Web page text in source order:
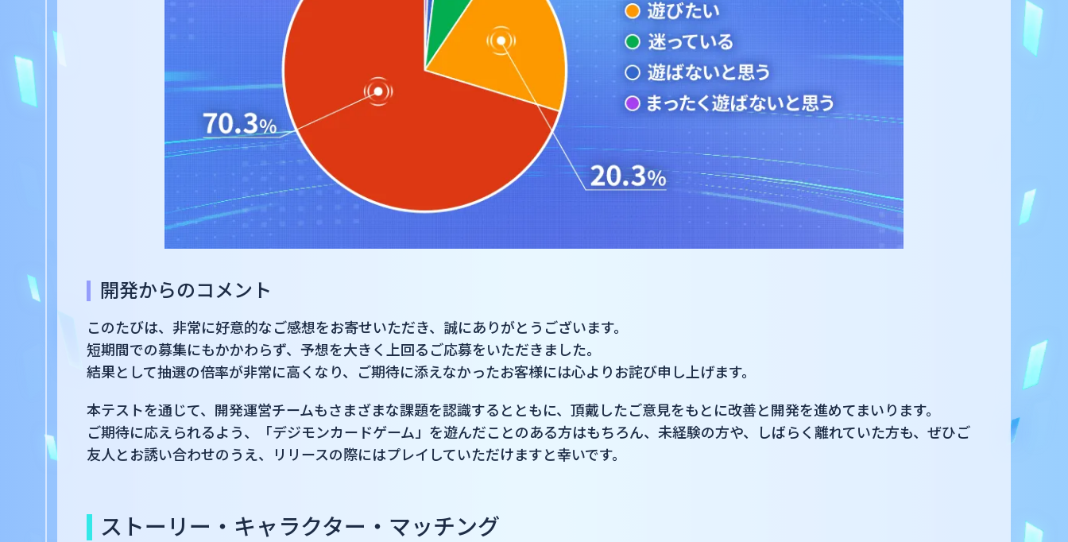
開発からのコメント
このたびは、非常に好意的なご感想をお寄せいただき、誠にありがとうございます。
短期間での募集にもかかわらず、予想を大きく上回るご応募をいただきました。
結果として抽選の倍率が非常に高くなり、ご期待に添えなかったお客様には心よりお詫び申し上げます。
本テストを通じて、開発運営チームもさまざまな課題を認識するとともに、頂戴したご意見をもとに改善と開発を進めてまいります。
ご期待に応えられるよう、「デジモンカードゲーム」を遊んだことのある方はもちろん、未経験の方や、しばらく離れていた方も、ぜひご
友人とお誘い合わせのうえ、リリースの際にはプレイしていただけますと幸いです。
ストーリー・キャラクター・マッチング